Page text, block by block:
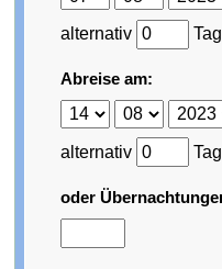
alternativ
Abreise am:
alternativ
oder